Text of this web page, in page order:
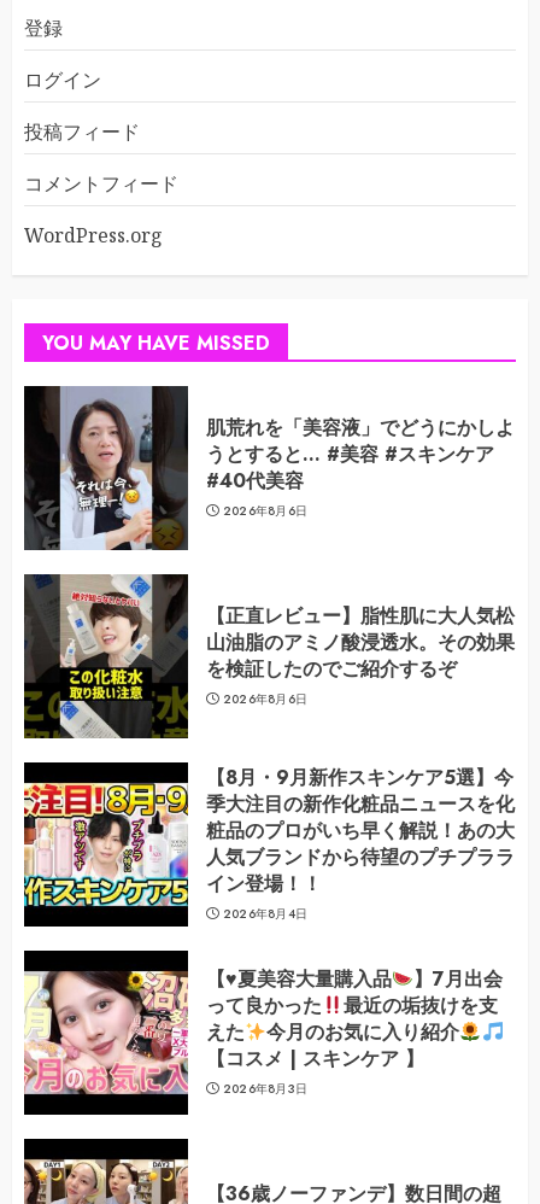
登録
ログイン
投稿フィード
コメントフィード
WordPress.org
YOU MAY HAVE MISSED
肌荒れを「美容液」でどうにかしよ
うとすると… #美容 #スキンケア
#40代美容
2026年8月6日
【正直レビュー】脂性肌に大人気松
山油脂のアミノ酸浸透水。その効果
を検証したのでご紹介するぞ
2026年8月6日
【8月・9月新作スキンケア5選】今
季大注目の新作化粧品ニュースを化
粧品のプロがいち早く解説！あの大
人気ブランドから待望のプチプララ
イン登場！！
2026年8月4日
【♥️夏美容大量購入品
】7月出会
って良かった
最近の垢抜けを支
えた
今月のお気に入り紹介
【コスメ | スキンケア 】
2026年8月3日
【36歳ノーファンデ】数日間の超